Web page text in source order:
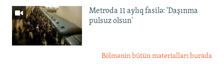
Metroda 11 aylıq fasilə: 'Daşınma
pulsuz olsun'
Bölmənin bütün materialları burada